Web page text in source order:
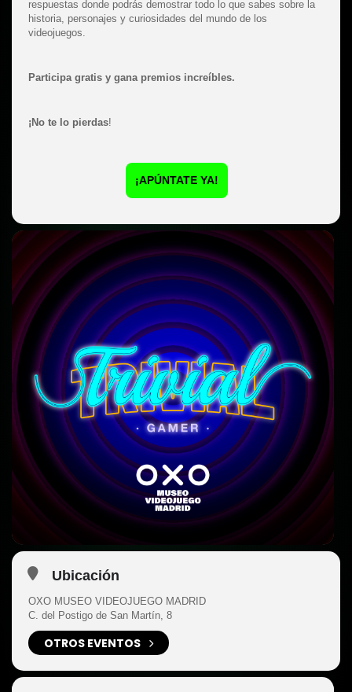
respuestas donde podrás demostrar todo lo que sabes sobre la
historia, personajes y curiosidades del mundo de los
videojuegos.
Participa gratis y gana premios increíbles.
¡No te lo pierdas!
¡APÚNTATE YA!
Ubicación
OXO MUSEO VIDEOJUEGO MADRID
C. del Postigo de San Martín, 8
OTROS EVENTOS